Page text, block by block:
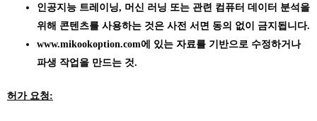
인공지능 트레이닝, 머신 러닝 또는 관련 컴퓨터 데이터 분석을
위해 콘텐츠를 사용하는 것은 사전 서면 동의 없이 금지됩니다.
www.mikookoption.com에
있는 자료를 기반으로 수정하거나
파생 작업을 만드는 것.
허가 요청: